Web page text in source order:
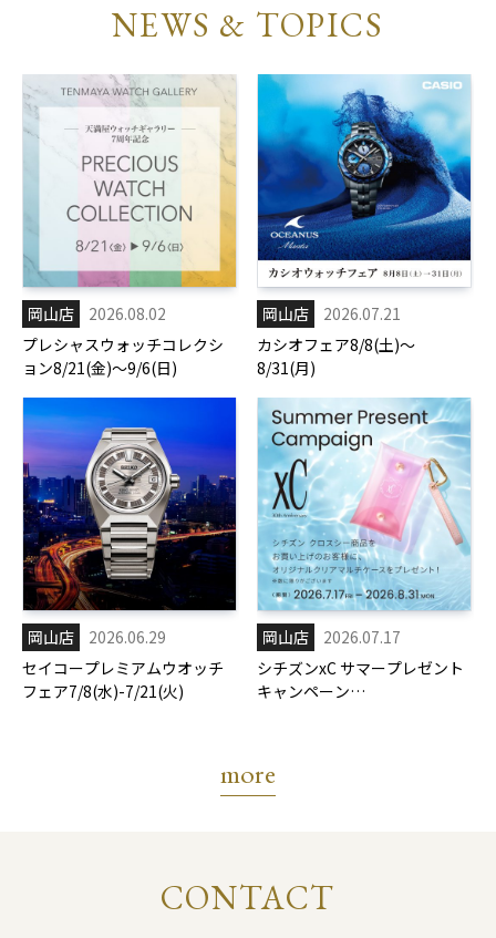
NEWS & TOPICS
岡山店
2026.08.02
プレシャスウォッチコレクシ
ョン8/21(金)～9/6(日)
岡山店
2026.07.21
カシオフェア8/8(土)～
8/31(月)
岡山店
2026.06.29
セイコープレミアムウオッチ
フェア7/8(水)-7/21(火)
岡山店
2026.07.17
シチズンxC サマープレゼント
キャンペーン
more
CONTACT